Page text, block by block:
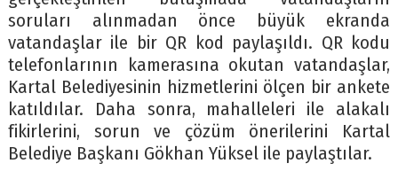
soruları alınmadan önce büyük ekranda
vatandaşlar ile bir QR kod paylaşıldı. QR kodu
telefonlarının kamerasına okutan vatandaşlar,
Kartal Belediyesinin hizmetlerini ölçen bir ankete
katıldılar. Daha sonra, mahalleleri ile alakalı
fikirlerini, sorun ve çözüm önerilerini Kartal
Belediye Başkanı Gökhan Yüksel ile paylaştılar.